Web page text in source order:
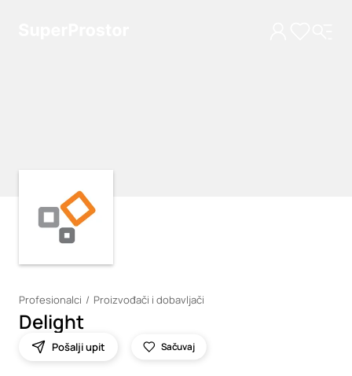
Profesionalci Proizvođači i dobavljači
Delight
Pošalji upit Sačuvaj